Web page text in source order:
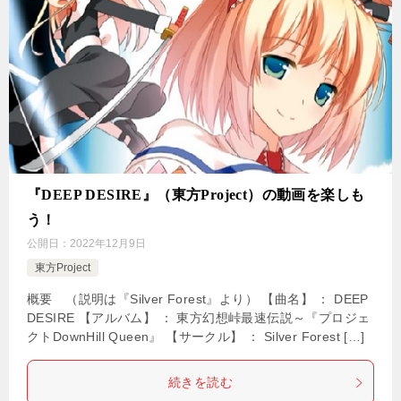
『DEEP DESIRE』（東方Project）の動画を楽しも
う！
公開日： 2022年12月9日
東方Project
概要 （説明は『Silver Forest』より） 【曲名】 ： DEEP
DESIRE 【アルバム】 ： 東方幻想峠最速伝説～『プロジェ
クトDownHill Queen』 【サークル】 ： Silver Forest […]
続きを読む